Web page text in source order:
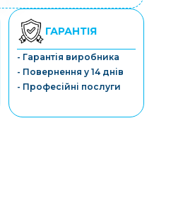
кредит 0.01%
кредит 0.01%
кредит 0.01%
кредит 0.01%
кредит 0.01%
Банк
ГАРАНТІЯ
- Гарантія виробника
- Повернення у 14 днів
- Професійні послуги